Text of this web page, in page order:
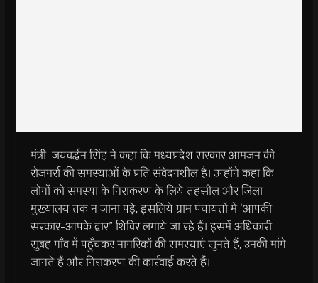
मंत्री जयवर्द्धन सिंह ने कहा कि मध्यप्रदेश सरकार आमजन की
रोजमर्रा की समस्याओं के प्रति संवेदनशील है। उन्होंने कहा कि
लोगों को समस्या के निराकरण के लिये तहसील और जिला
मुख्यालय तक न जाना पड़े, इसलिये ग्राम पंचायतों में ‘आपकी
सरकार-आपके द्वार” शिविर लगाये जा रहे हैं। इसमें अधिकारी
सुबह गाँव में पहुँचकर नागरिकों की समस्याएं सुनते हैं, उनकी मांगे
जानते हैं और निराकरण की कार्रवाई करते हैं।